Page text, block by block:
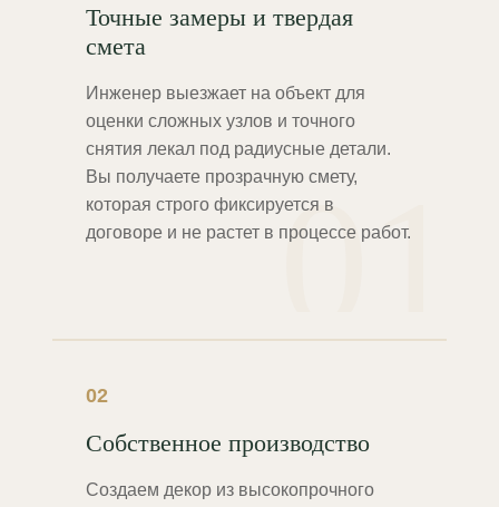
01
Точные замеры и твердая
смета
Инженер выезжает на объект для
оценки сложных узлов и точного
снятия лекал под радиусные детали.
Вы получаете прозрачную смету,
которая строго фиксируется в
договоре и не растет в процессе работ.
02
Собственное производство
Создаем декор из высокопрочного